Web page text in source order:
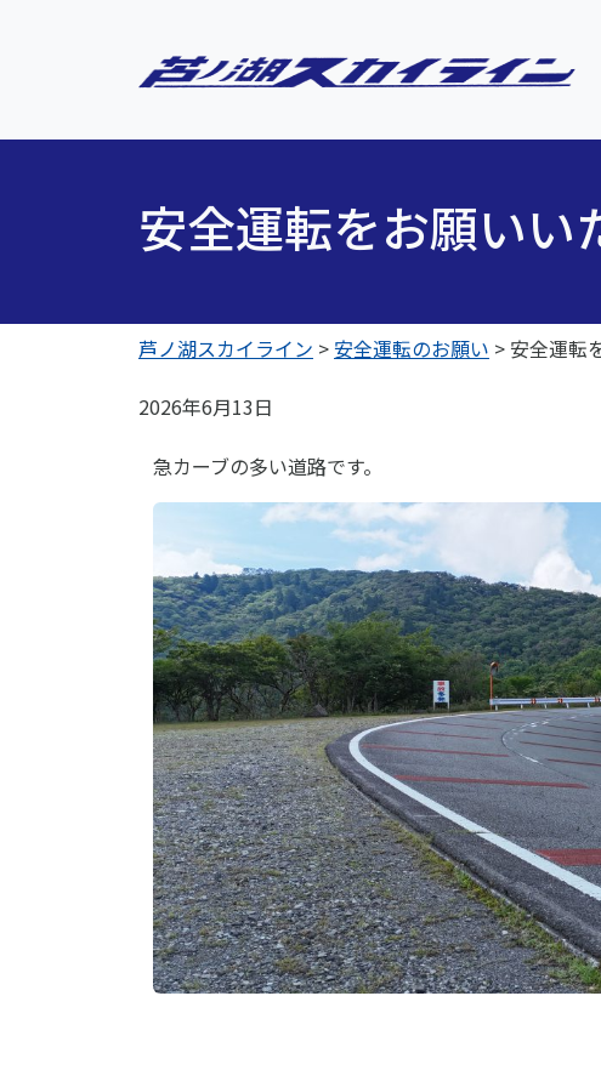
安全運転をお願いい
芦ノ湖スカイライン >安全運転のお願い > 安全運転
2026年6月13日
急カーブの多い道路です。